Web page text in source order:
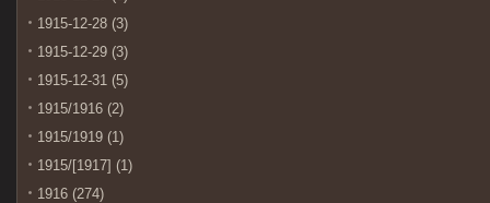
1915-12-28 (3)
1915-12-29 (3)
1915-12-31 (5)
1915/1916 (2)
1915/1919 (1)
1915/[1917] (1)
1916 (274)